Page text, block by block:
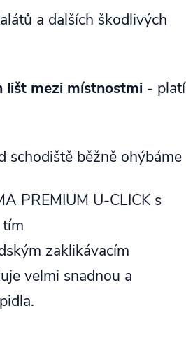
a dalších škodlivých
lišt mezi místnostmi - platí
běžně ohýbáme
PREMIUM U-CLICK s
zaklikávacím
velmi snadnou a